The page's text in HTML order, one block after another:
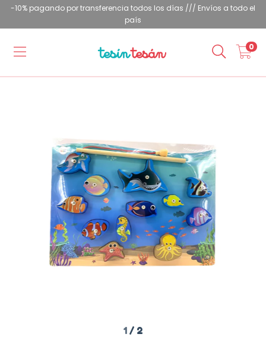
-10% pagando por transferencia todos los días /// Envíos a todo el
país
0
1 / 2